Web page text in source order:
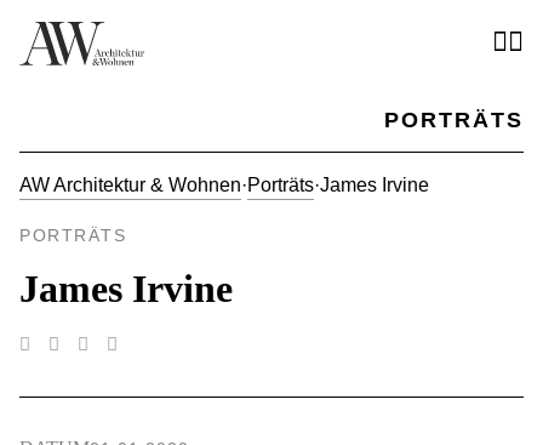
PORTRÄTS
AW Architektur & Wohnen·Porträts·James Irvine
PORTRÄTS
James Irvine